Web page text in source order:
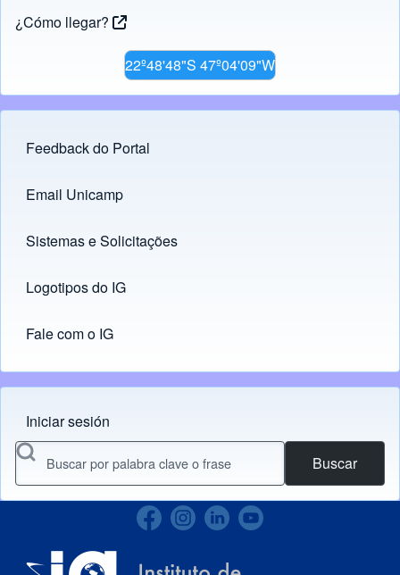
¿Cómo llegar?
22º48'48"S 47º04'09"W
Footer menu
Feedback do Portal
Links
Email Unicamp
(opens in new tab)
Sistemas e Solicitações
(opens in new tab)
Logotipos do IG
(opens in new tab)
Fale com o IG
Menu do usuário
Iniciar sesión
Buscar